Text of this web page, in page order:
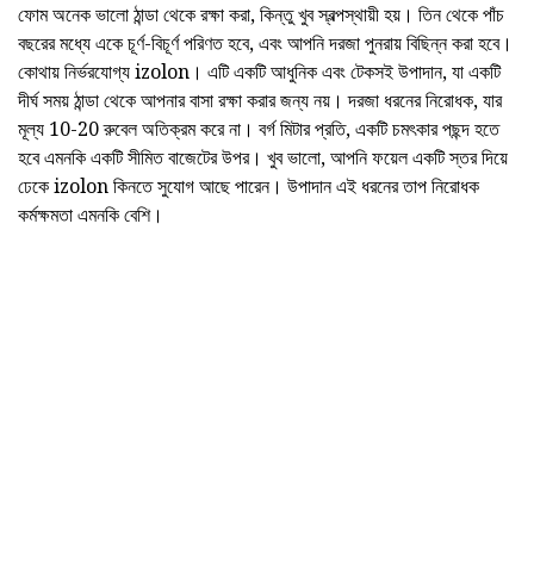
ফোম অনেক ভালো ঠান্ডা থেকে রক্ষা করা, কিন্তু খুব স্বল্পস্থায়ী হয়। তিন থেকে পাঁচ
বছরের মধ্যে একে চূর্ণ-বিচূর্ণ পরিণত হবে, এবং আপনি দরজা পুনরায় বিছিন্ন করা হবে।
কোথায় নির্ভরযোগ্য izolon। এটি একটি আধুনিক এবং টেকসই উপাদান, যা একটি
দীর্ঘ সময় ঠান্ডা থেকে আপনার বাসা রক্ষা করার জন্য নয়। দরজা ধরনের নিরোধক, যার
মূল্য 10-20 রুবেল অতিক্রম করে না। বর্গ মিটার প্রতি, একটি চমৎকার পছন্দ হতে
হবে এমনকি একটি সীমিত বাজেটের উপর। খুব ভালো, আপনি ফয়েল একটি স্তর দিয়ে
ঢেকে izolon কিনতে সুযোগ আছে পারেন। উপাদান এই ধরনের তাপ নিরোধক
কর্মক্ষমতা এমনকি বেশি।